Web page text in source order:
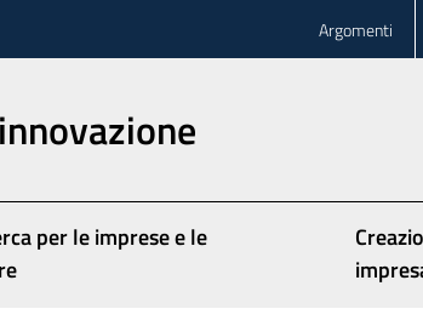
Argomenti
per le imprese e le